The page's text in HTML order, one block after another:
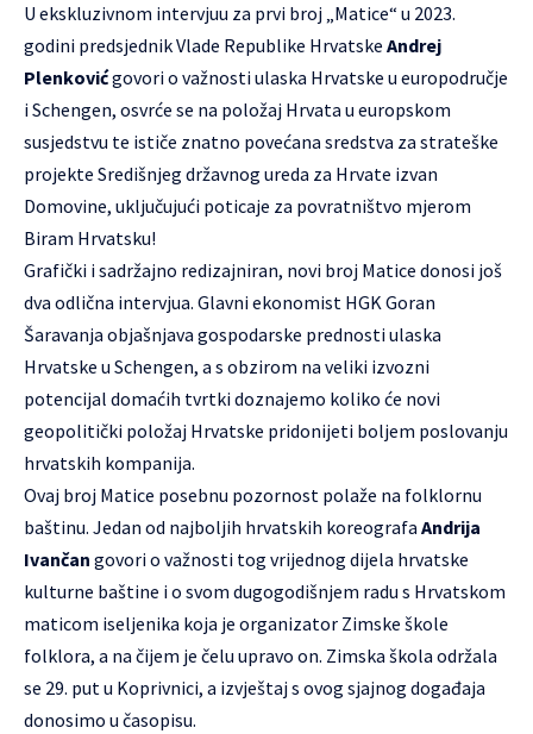
U ekskluzivnom intervjuu za prvi broj „Matice“ u 2023.
godini predsjednik Vlade Republike Hrvatske Andrej
Plenkovićgovori o važnosti ulaska Hrvatske u europodručje
i Schengen, osvrće se na položaj Hrvata u europskom
susjedstvu te ističe znatno povećana sredstva za strateške
projekte Središnjeg državnog ureda za Hrvate izvan
Domovine, uključujući poticaje za povratništvo mjerom
Biram Hrvatsku!
Grafički i sadržajno redizajniran, novi broj Matice donosi još
dva odlična intervjua. Glavni ekonomist HGK Goran
Šaravanja objašnjava gospodarske prednosti ulaska
Hrvatske u Schengen, a s obzirom na veliki izvozni
potencijal domaćih tvrtki doznajemo koliko će novi
geopolitički položaj Hrvatske pridonijeti boljem poslovanju
hrvatskih kompanija.
Ovaj broj Matice posebnu pozornost polaže na folklornu
baštinu. Jedan od najboljih hrvatskih koreografa Andrija
Ivančan govori o važnosti tog vrijednog dijela hrvatske
kulturne baštine i o svom dugogodišnjem radu s Hrvatskom
maticom iseljenika koja je organizator Zimske škole
folklora, a na čijem je čelu upravo on. Zimska škola održala
se 29. put u Koprivnici, a izvještaj s ovog sjajnog događaja
donosimo u časopisu.